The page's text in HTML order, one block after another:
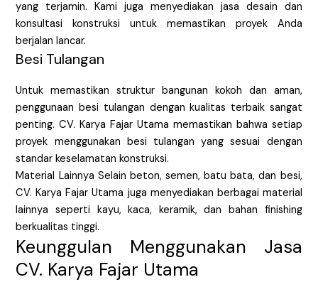
yang terjamin. Kami juga menyediakan jasa desain dan
konsultasi konstruksi untuk memastikan proyek Anda
berjalan lancar.
Besi Tulangan
Untuk memastikan struktur bangunan kokoh dan aman,
penggunaan besi tulangan dengan kualitas terbaik sangat
penting. CV. Karya Fajar Utama memastikan bahwa setiap
proyek menggunakan besi tulangan yang sesuai dengan
standar keselamatan konstruksi.
Material Lainnya Selain beton, semen, batu bata, dan besi,
CV. Karya Fajar Utama juga menyediakan berbagai material
lainnya seperti kayu, kaca, keramik, dan bahan finishing
berkualitas tinggi.
Keunggulan Menggunakan Jasa
CV. Karya Fajar Utama